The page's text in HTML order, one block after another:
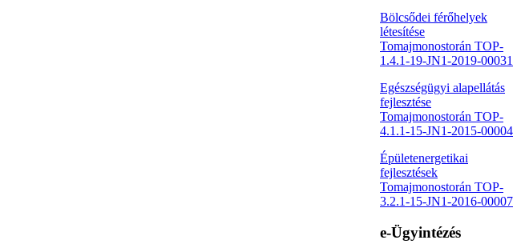
Bölcsődei férőhelyek
létesítése
Tomajmonostorán TOP-
1.4.1-19-JN1-2019-00031
Egészségügyi alapellátás
fejlesztése
Tomajmonostorán TOP-
4.1.1-15-JN1-2015-00004
Épületenergetikai
fejlesztések
Tomajmonostorán TOP-
3.2.1-15-JN1-2016-00007
e-Ügyintézés